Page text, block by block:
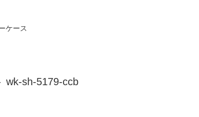
ケース
wk-sh-5179-ccb